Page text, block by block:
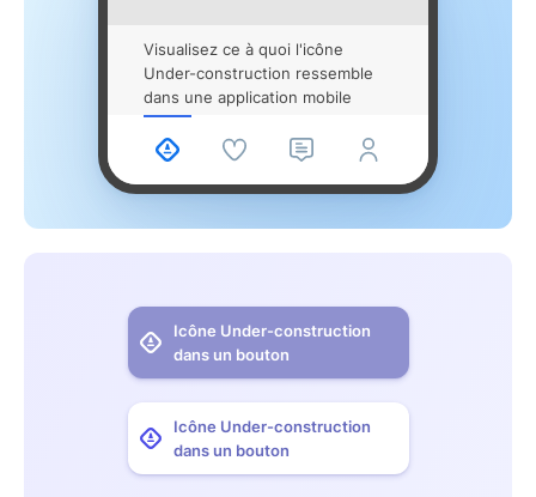
Visualisez ce à quoi l'icône
Under-construction ressemble
dans une application mobile
Icône Under-construction
dans un bouton
Icône Under-construction
dans un bouton